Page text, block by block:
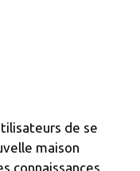
de se
maison
connaissances